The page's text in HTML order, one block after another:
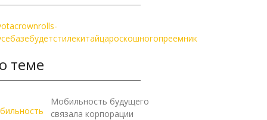
crownrolls-
базебудетстилекитайцароскошногопреемник
теме
Мобильность будущего
связала корпорации